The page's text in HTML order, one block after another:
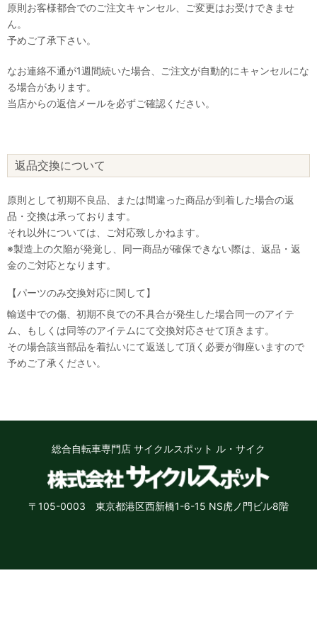
原則お客様都合でのご注文キャンセル、ご変更はお受けできませ
ん。
予めご了承下さい。
なお連絡不通が1週間続いた場合、ご注文が自動的にキャンセルにな
る場合があります。
当店からの返信メールを必ずご確認ください。
返品交換について
原則として初期不良品、または間違った商品が到着した場合の返
品・交換は承っております。
それ以外については、ご対応致しかねます。
※製造上の欠陥が発覚し、同一商品が確保できない際は、返品・返
金のご対応となります。
【パーツのみ交換対応に関して】
輸送中での傷、初期不良での不具合が発生した場合同一のアイテ
ム、もしくは同等のアイテムにて交換対応させて頂きます。
その場合該当部品を着払いにて返送して頂く必要が御座いますので
予めご了承ください。
総合自転車専門店 サイクルスポット ル・サイク
〒105-0003 東京都港区西新橋1-6-15 NS虎ノ門ビル8階